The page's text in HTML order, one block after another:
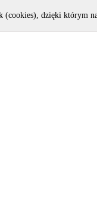
(cookies), dzięki którym